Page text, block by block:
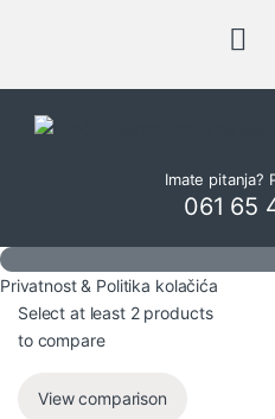
Imate pitanja?
061 65
Privatnost & Politika kolačića
Select at least 2 products
to compare
View comparison